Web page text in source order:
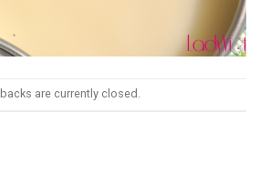
are currently closed.